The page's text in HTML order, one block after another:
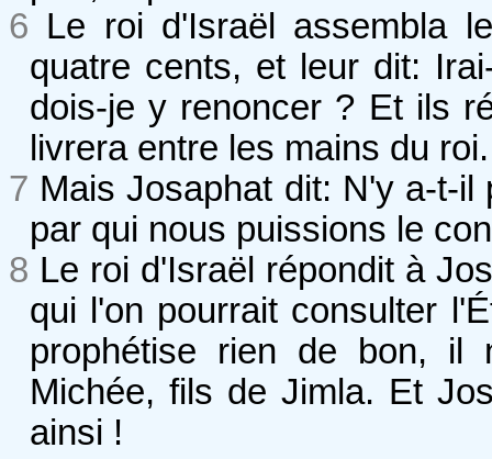
6 Le roi d'Israël assembla
quatre cents, et leur dit:
dois-je y renoncer ? Et ils
livrera entre les mains du roi.
7 Mais Josaphat dit: N'y a-t-
par qui nous puissions le
8 Le roi d'Israël répondit à
qui l'on pourrait consulter
prophétise rien de bon, il
Michée, fils de Jimla. Et
ainsi !